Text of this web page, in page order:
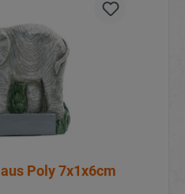
Poly 7x1x6cm